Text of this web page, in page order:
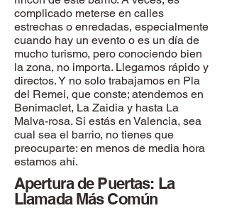
complicado meterse en calles
estrechas o enredadas, especialmente
cuando hay un evento o es un día de
mucho turismo, pero conociendo bien
la zona, no importa. Llegamos rápido y
directos. Y no solo trabajamos en Pla
del Remei, que conste; atendemos en
Benimaclet, La Zaidia y hasta La
Malva-rosa. Si estás en Valencia, sea
cual sea el barrio, no tienes que
preocuparte: en menos de media hora
estamos ahí.
Apertura de Puertas: La
Llamada Más Común